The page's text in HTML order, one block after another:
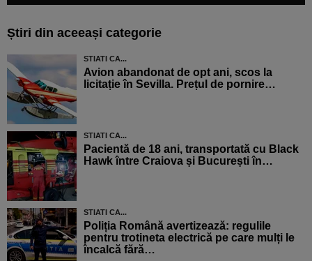
Știri din aceeași categorie
STIATI CA...
Avion abandonat de opt ani, scos la
licitație în Sevilla. Prețul de pornire…
STIATI CA...
Pacientă de 18 ani, transportată cu Black
Hawk între Craiova și București în…
STIATI CA...
Poliția Română avertizează: regulile
pentru trotineta electrică pe care mulți le
încalcă fără…